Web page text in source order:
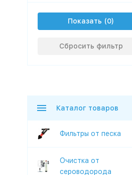
Показать
Сбросить фильтр
Каталог товаров
Фильтры от песка
Очистка от
сероводорода